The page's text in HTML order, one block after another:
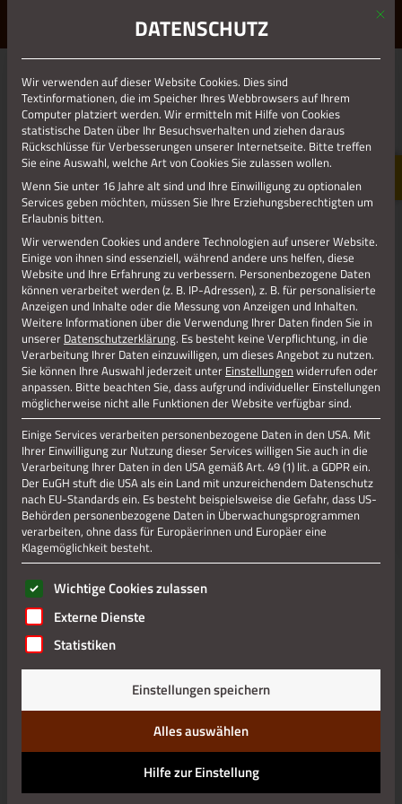
ERLEBE STOLBERG.ERLEBE DICH.
Datenschutz
Impressum
Mit
DATENSCHUTZ
Wir verwenden auf dieser Website Cookies. Dies sind
Textinformationen, die im Speicher Ihres Webbrowsers auf Ihrem
Computer platziert werden. Wir ermitteln mit Hilfe von Cookies
statistische Daten über Ihr Besuchsverhalten und ziehen daraus
Rückschlüsse für Verbesserungen unserer Internetseite. Bitte treffen
Sie eine Auswahl, welche Art von Cookies Sie zulassen wollen.
Wenn Sie unter 16 Jahre alt sind und Ihre Einwilligung zu optionalen
Services geben möchten, müssen Sie Ihre Erziehungsberechtigten um
Erlaubnis bitten.
Wir verwenden Cookies und andere Technologien auf unserer Website.
Einige von ihnen sind essenziell, während andere uns helfen, diese
Website und Ihre Erfahrung zu verbessern. Personenbezogene Daten
können verarbeitet werden (z. B. IP-Adressen), z. B. für personalisierte
Anzeigen und Inhalte oder die Messung von Anzeigen und Inhalten.
Weitere Informationen über die Verwendung Ihrer Daten finden Sie in
unserer Datenschutzerklärung. Es besteht keine Verpflichtung, in die
Verarbeitung Ihrer Daten einzuwilligen, um dieses Angebot zu nutzen.
Sie können Ihre Auswahl jederzeit unter Einstellungen widerrufen oder
anpassen. Bitte beachten Sie, dass aufgrund individueller Einstellungen
möglicherweise nicht alle Funktionen der Website verfügbar sind.
Einige Services verarbeiten personenbezogene Daten in den USA. Mit
Ihrer Einwilligung zur Nutzung dieser Services willigen Sie auch in die
Verarbeitung Ihrer Daten in den USA gemäß Art. 49 (1) lit. a GDPR ein.
Der EuGH stuft die USA als ein Land mit unzureichendem Datenschutz
nach EU-Standards ein. Es besteht beispielsweise die Gefahr, dass US-
Behörden personenbezogene Daten in Überwachungsprogrammen
verarbeiten, ohne dass für Europäerinnen und Europäer eine
Klagemöglichkeit besteht.
Es folgt eine Liste der Service-Gruppen, für die eine
Wichtige Cookies zulassen
Externe Dienste
Statistiken
Einstellungen speichern
Alles auswählen
Hilfe zur Einstellung